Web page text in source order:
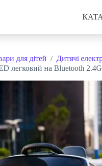
для дітей / Дитячі
легковий на Bluetooth